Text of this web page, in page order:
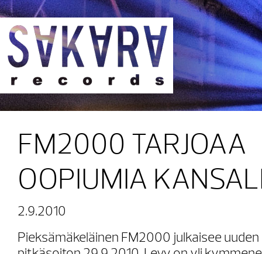
Sakara Records
FM2000 TARJOAA
OOPIUMIA
2.9.2010
Pieksämäkeläinen FM2000 julkaisee uuden